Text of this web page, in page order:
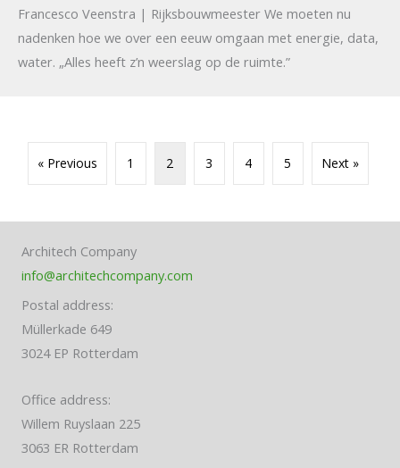
Francesco Veenstra | Rijksbouwmeester We moeten nu
nadenken hoe we over een eeuw omgaan met energie, data,
water. „Alles heeft z’n weerslag op de ruimte.”
« Previous 1 2 3 4 5 Next »
Architech Company
info@architechcompany.com
Postal address:
Müllerkade 649
3024 EP Rotterdam
Office address:
Willem Ruyslaan 225
3063 ER Rotterdam